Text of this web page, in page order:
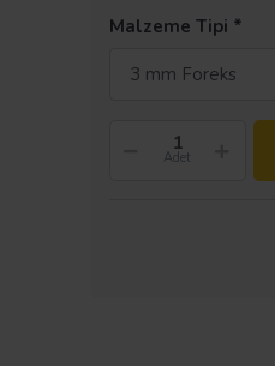
Malzeme Tipi
3 mm Foreks
Adet